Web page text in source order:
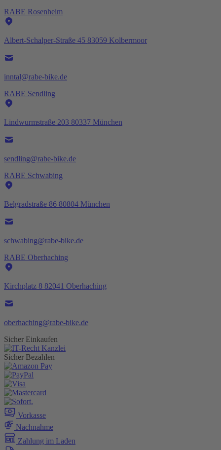
RABE Rosenheim
Albert-Schalper-Straße 45 83059 Kolbermoor
inntal@rabe-bike.de
RABE Sendling
Lindwurmstraße 203 80337 München
sendling@rabe-bike.de
RABE Schwabing
Belgradstraße 86 80804 München
schwabing@rabe-bike.de
RABE Oberhaching
Kirchplatz 8 82041 Oberhaching
oberhaching@rabe-bike.de
Sicher Einkaufen
Sicher Bezahlen
Vorkasse
Nachnahme
Zahlung im Laden